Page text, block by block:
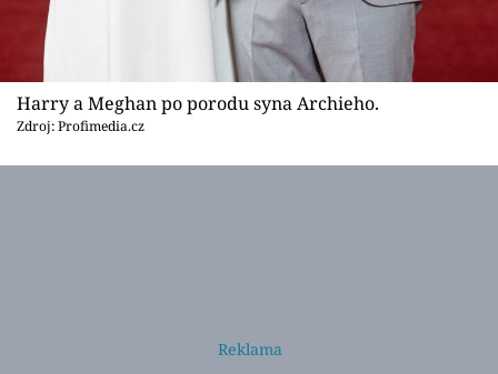
Harry a Meghan po porodu syna Archieho.
Zdroj: Profimedia.cz